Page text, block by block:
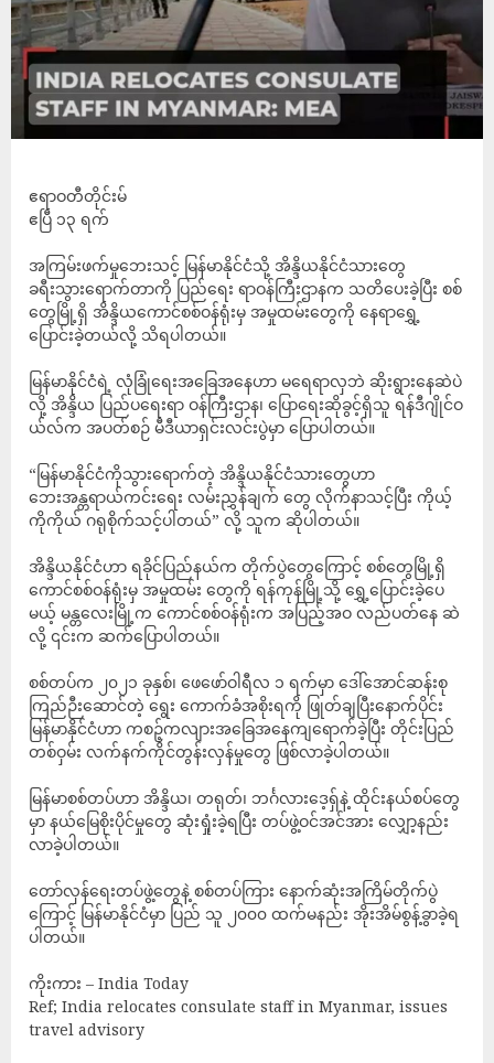
ဧရာဝတီတိုင်းမ်
ဧပြီ ၁၃ ရက်
အကြမ်းဖက်မှုဘေးသင့် မြန်မာနိုင်ငံသို့ အိန္ဒိယနိုင်ငံသားတွေ
ခရီးသွားရောက်တာကို ပြည်ရေး ရာဝန်ကြီးဌာနက သတိပေးခဲ့ပြီး စစ်
တွေမြို့ရှိ အိန္ဒိယကောင်စစ်ဝန်ရုံးမှ အမှုထမ်းတွေကို နေရာရွှေ့
ပြောင်းခဲ့တယ်လို့ သိရပါတယ်။
မြန်မာနိုင်ငံရဲ့ လုံခြုံရေးအခြေအနေဟာ မရေရာလှဘဲ ဆိုးရွားနေဆဲပဲ
လို့ အိန္ဒိယ ပြည်ပရေးရာ ဝန်ကြီးဌာန၊ ပြောရေးဆိုခွင့်ရှိသူ ရန်ဒီဂျိုင်ဝ
ယ်လ်က အပတ်စဉ် မီဒီယာရှင်းလင်းပွဲမှာ ပြောပါတယ်။
“မြန်မာနိုင်ငံကိုသွားရောက်တဲ့ အိန္ဒိယနိုင်ငံသားတွေဟာ
ဘေးအန္တရာယ်ကင်းရေး လမ်းညွှန်ချက် တွေ လိုက်နာသင့်ပြီး ကိုယ့်
ကိုကိုယ် ဂရုစိုက်သင့်ပါတယ်” လို့ သူက ဆိုပါတယ်။
အိန္ဒိယနိုင်ငံဟာ ရခိုင်ပြည်နယ်က တိုက်ပွဲတွေကြောင့် စစ်တွေမြို့ရှိ
ကောင်စစ်ဝန်ရုံးမှ အမှုထမ်း တွေကို ရန်ကုန်မြို့သို့ ရွှေ့ပြောင်းခဲ့ပေ
မယ့် မန္တလေးမြို့က ကောင်စစ်ဝန်ရုံးက အပြည့်အဝ လည်ပတ်နေ ဆဲ
လို့ ၎င်းက ဆက်ပြောပါတယ်။
စစ်တပ်က ၂၀၂၁ ခုနှစ်၊ ဖေဖော်ဝါရီလ ၁ ရက်မှာ ဒေါ်အောင်ဆန်းစု
ကြည်ဉီးဆောင်တဲ့ ရွေး ကောက်ခံအစိုးရကို ဖြုတ်ချပြီးနောက်ပိုင်း
မြန်မာနိုင်ငံဟာ ကစဉ့်ကလျားအခြေအနေကျရောက်ခဲ့ပြီး တိုင်းပြည်
တစ်ဝှမ်း လက်နက်ကိုင်တွန်းလှန်မှုတွေ ဖြစ်လာခဲ့ပါတယ်။
မြန်မာစစ်တပ်ဟာ အိန္ဒိယ၊ တရုတ်၊ ဘင်္ဂလားဒေ့ရှ်နဲ့ ထိုင်းနယ်စပ်တွေ
မှာ နယ်မြေစိုးပိုင်မှုတွေ ဆုံးရှုံးခဲ့ရပြီး တပ်ဖွဲ့ဝင်အင်အား လျှော့နည်း
လာခဲ့ပါတယ်။
တော်လှန်ရေးတပ်ဖွဲ့တွေနဲ့ စစ်တပ်ကြား နောက်ဆုံးအကြိမ်တိုက်ပွဲ
ကြောင့် မြန်မာနိုင်ငံမှာ ပြည် သူ ၂၀၀၀ ထက်မနည်း အိုးအိမ်စွန့်ခွာခဲ့ရ
ပါတယ်။
ကိုးကား – India Today
Ref; India relocates consulate staff in Myanmar, issues
travel advisory